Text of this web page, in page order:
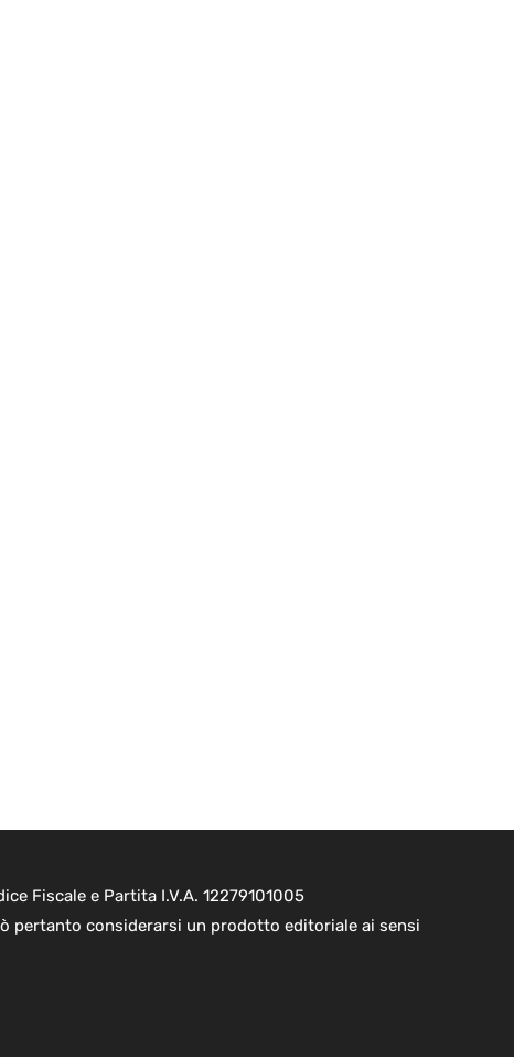
Fiscale e Partita I.V.A. 12279101005
pertanto considerarsi un prodotto editoriale ai sensi